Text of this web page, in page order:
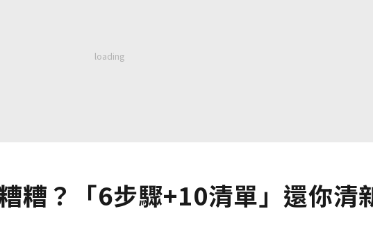
糟？「6步驟+10清單」還你清